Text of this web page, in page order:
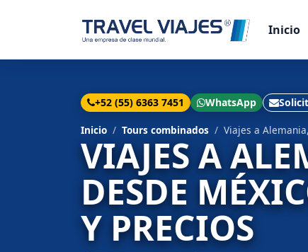
Inicio
+52 (55) 6363 7451 WhatsApp
Inicio Tours combinados Viajes a
VIAJES A
DESDE
Y PRECIOS